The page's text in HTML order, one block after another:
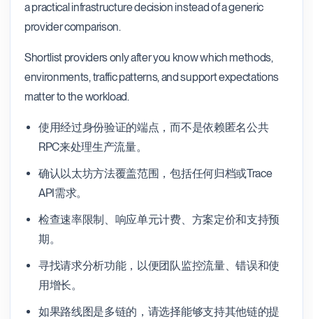
a practical infrastructure decision instead of a generic
provider comparison.
Shortlist providers only after you know which methods,
environments, traffic patterns, and support expectations
matter to the workload.
使用经过身份验证的端点，而不是依赖匿名公共
RPC来处理生产流量。
确认以太坊方法覆盖范围，包括任何归档或Trace
API需求。
检查速率限制、响应单元计费、方案定价和支持预
期。
寻找请求分析功能，以便团队监控流量、错误和使
用增长。
如果路线图是多链的，请选择能够支持其他链的提